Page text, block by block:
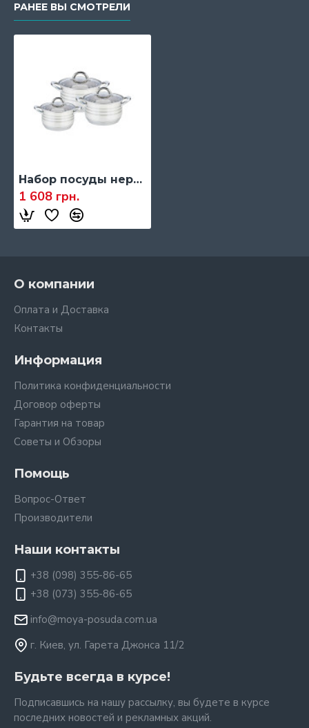
РАНЕЕ ВЫ СМОТРЕЛИ
Набор посуды нержавеющий Maestro, 6 предметов (MR-3513-6L)
1 608 грн.
О компании
Оплата и Доставка
Контакты
Информация
Политика конфиденциальности
Договор оферты
Гарантия на товар
Советы и Обзоры
Помощь
Вопрос-Ответ
Производители
Наши контакты
+38 (098) 355-86-65
+38 (073) 355-86-65
info@moya-posuda.com.ua
г. Киев, ул. Гарета Джонса 11/2
Будьте всегда в курсе!
Подписавшись на нашу рассылку, вы будете в курсе
последних новостей и рекламных акций.